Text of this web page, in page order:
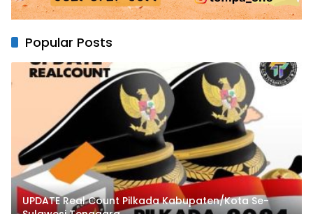
Popular Posts
UPDATE Real Count Pilkada Kabupaten/Kota Se-